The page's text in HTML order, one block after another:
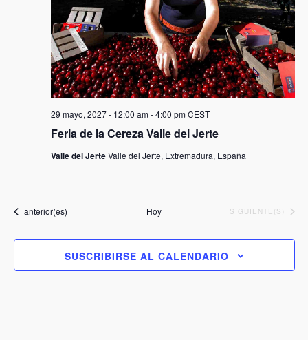
Feria de la Cereza Valle del Jerte
29 mayo, 2027 - 12:00 am-4:00 pm CEST
Valle del JerteValle del Jerte, Extremadura, España
Eventos
anterior(es) Hoy EVENTOS
SIGUIENTE(S)
SUSCRIBIRSE AL CALENDARIO